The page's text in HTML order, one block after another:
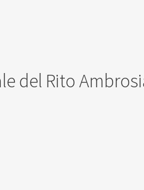
del Rito